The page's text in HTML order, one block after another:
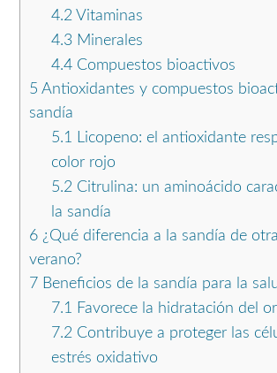
4.2Vitaminas
4.3Minerales
4.4Compuestos bioactivos
5 Antioxidantes y compuestos
sandía
5.1 Licopeno: el antioxidante
color rojo
5.2Citrulina: un aminoácido
la sandía
6 ¿Qué diferencia a la sandía de
verano?
7 Beneficios de la sandía para la
7.1 Favorece la hidratación del
7.2Contribuye a proteger las
estrés oxidativo